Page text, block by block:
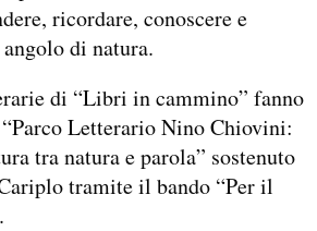
ricordare, conoscere e
di natura.
di “Libri in cammino” fanno
Letterario Nino Chiovini:
tra natura e parola” sostenuto
tramite il bando “Per il